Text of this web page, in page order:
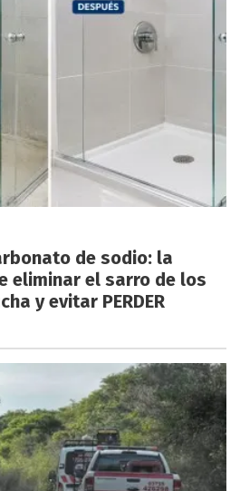
de sodio: la
eliminar el sarro de los
y evitar PERDER